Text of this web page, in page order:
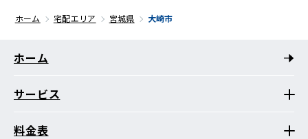
ホーム 宅配エリア 宮城県 大崎市
ホーム
サービス
料金表